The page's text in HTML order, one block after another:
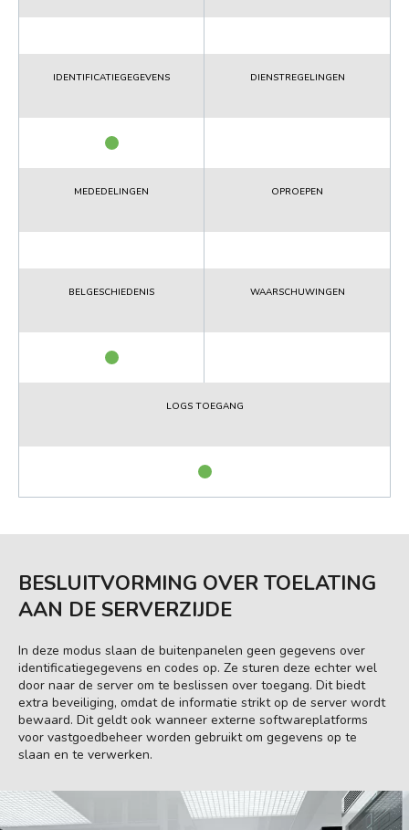
IDENTIFICATIEGEGEVENS DIENSTREGELINGEN
MEDEDELINGEN OPROEPEN
BELGESCHIEDENIS WAARSCHUWINGEN
LOGS TOEGANG
BESLUITVORMING OVER TOELATING
AAN DE SERVERZIJDE
In deze modus slaan de buitenpanelen geen gegevens over
identificatiegegevens en codes op. Ze sturen deze echter wel
door naar de server om te beslissen over toegang. Dit biedt
extra beveiliging, omdat de informatie strikt op de server wordt
bewaard. Dit geldt ook wanneer externe softwareplatforms
voor vastgoedbeheer worden gebruikt om gegevens op te
slaan en te verwerken.